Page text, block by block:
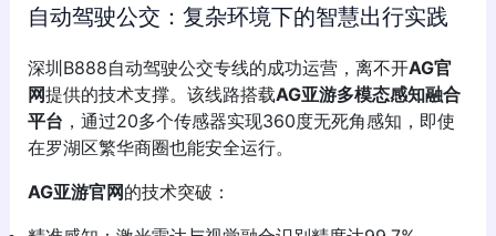
自动驾驶公交：复杂环境下的智慧出行实践
深圳B888自动驾驶公交专线的成功运营，离不开AG官
网提供的技术支撑。该线路搭载AG亚游多模态感知融合
平台 ，通过20多个传感器实现360度无死角感知，即使
在罗湖区繁华商圈也能安全运行。
AG亚游官网的技术突破：